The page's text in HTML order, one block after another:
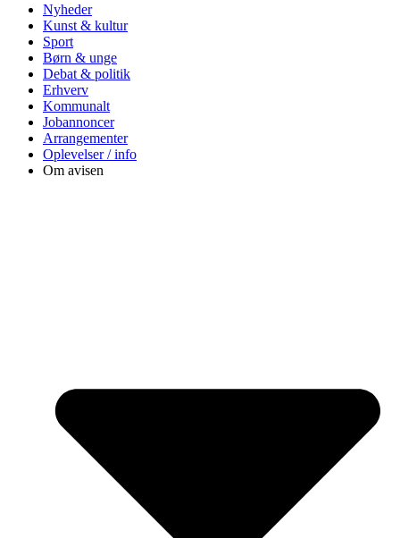
Nyheder
Kunst & kultur
Sport
Børn & unge
Debat & politik
Erhverv
Kommunalt
Jobannoncer
Arrangementer
Oplevelser / info
Om avisen